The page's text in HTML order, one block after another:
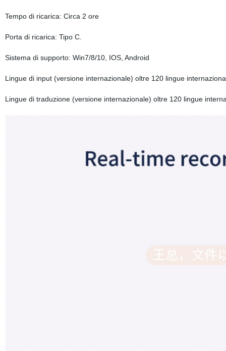
Tempo di ricarica: Circa 2 ore
Porta di ricarica: Tipo C.
Sistema di supporto: Win7/8/10, IOS, Android
Lingue di input (versione internazionale) oltre 120 lingue
Lingue di traduzione (versione internazionale) oltre 120 lingue